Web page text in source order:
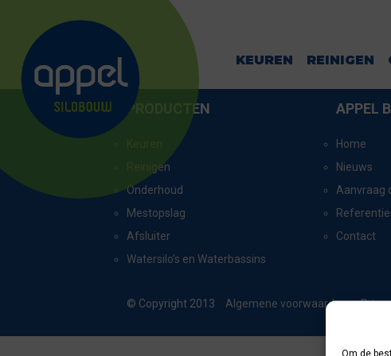
Om de
KEUREN REINIGEN
KINNUM
PRODUCTEN
Reinigen
Onderhoud
Mestopslag
Afsluiter
Watersilo’s en Waterbassins
APPEL
Home
Nieuws
Aanvraag
Contact
© Copyright 2013 Algemene voorwaarden